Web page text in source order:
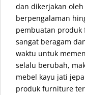
dan dikerjakan
berpengalaman
pembuatan
sangat beragam
waktu untuk
selalu berubah,
mebel kayu jati
produk furniture